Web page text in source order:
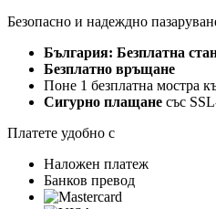
Безопасно и надеждно
България: Безплатна
Безплатно връщане
Поне 1 безплатна мостра
Сигурно плащане със
Платете удобно с
Наложен платеж
Банков превод